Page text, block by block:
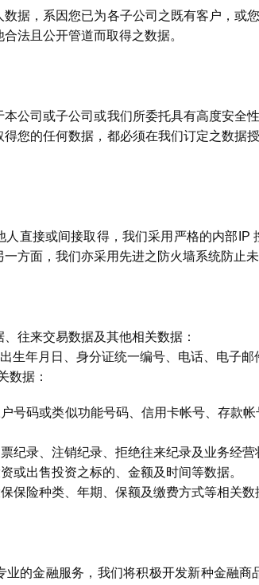
据，系因您已为各子公司之既有客户，或
法且公开管道而取得之数据。
公司或子公司或我们所委托具有高度安全
您的任何数据，都必须在我们订定之数据
直接或间接取得，我们采用严格的内部IP
方面，我们亦采用先进之防火墙系统防止未
往来交易数据及其他相关数据：
生年月日、身分证统一编号、电话、电子邮
数据：
号码或类似功能号码、信用卡帐号、存款
纪录、注销纪录、拒绝往来纪录及业务经营
或出售投资之标的、金额及时间等数据。
保险种类、年期、保额及缴费方式等相关数
业的金融服务，我们将积极开发新种金融